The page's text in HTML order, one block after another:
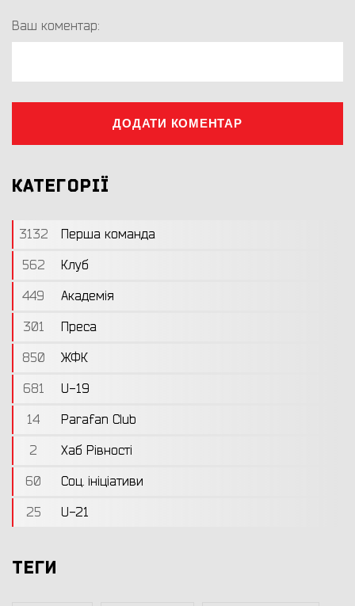
Ваш коментар:
ДОДАТИ КОМЕНТАР
КАТЕГОРІЇ
3132
Перша команда
562
Клуб
449
Академія
301
Преса
850
ЖФК
681
U-19
14
Parafan Club
2
Хаб Рівності
60
Соц. ініціативи
25
U-21
ТЕГИ